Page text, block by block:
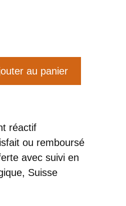
au panier
réactif
ou remboursé
avec suivi en
Suisse